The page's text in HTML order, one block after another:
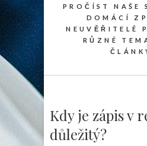
PROČÍST NAŠE
DOMÁCÍ
NEUVĚŘITELÉ
RŮZNÉ
Kdy je zápis v
důležitý?